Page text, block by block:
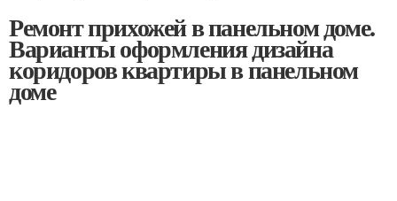
Ремонт прихожей в панельном доме.
Варианты оформления дизайна
коридоров квартиры в панельном
доме